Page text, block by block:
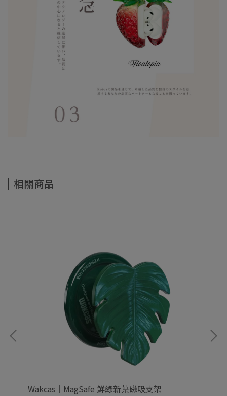
相關商品
Wakcas｜MagSafe 鮮綠新葉磁吸支架